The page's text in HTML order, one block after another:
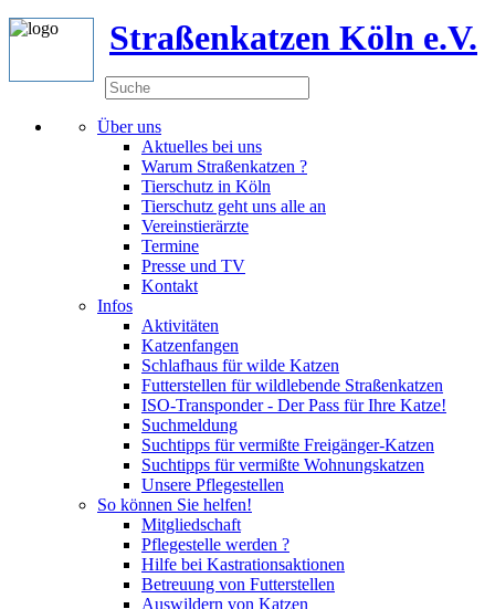
Straßenkatzen Köln e.V.
Über uns
Aktuelles bei uns
Warum Straßenkatzen ?
Tierschutz in Köln
Tierschutz geht uns alle an
Vereinstierärzte
Termine
Presse und TV
Kontakt
Infos
Aktivitäten
Katzenfangen
Schlafhaus für wilde Katzen
Futterstellen für wildlebende Straßenkatzen
ISO-Transponder - Der Pass für Ihre Katze!
Suchmeldung
Suchtipps für vermißte Freigänger-Katzen
Suchtipps für vermißte Wohnungskatzen
Unsere Pflegestellen
So können Sie helfen!
Mitgliedschaft
Pflegestelle werden ?
Hilfe bei Kastrationsaktionen
Betreuung von Futterstellen
Auswildern von Katzen